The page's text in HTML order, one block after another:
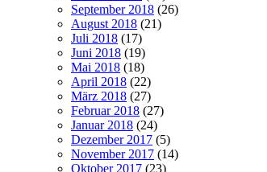
September 2018 (26)
August 2018 (21)
Juli 2018 (17)
Juni 2018 (19)
Mai 2018 (18)
April 2018 (22)
März 2018 (27)
Februar 2018 (27)
Januar 2018 (24)
Dezember 2017 (5)
November 2017 (14)
Oktober 2017 (23)